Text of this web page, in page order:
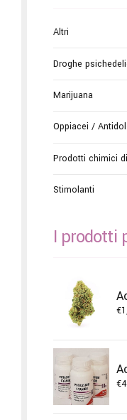
Altri
Droghe
Marijuana
Oppiacei /
Prodotti chimici
Stimolanti
I prodotti
€
€